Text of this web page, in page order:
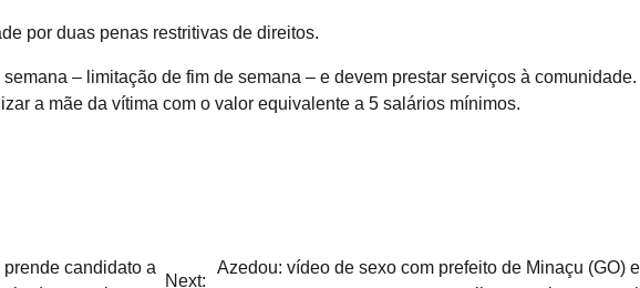
por duas penas restritivas de direitos.
– limitação de fim de semana – e devem prestar serviços à comunidade.
a mãe da vítima com o valor equivalente a 5 salários mínimos.
candidato a
Next:
Azedou: vídeo de sexo com prefeito de Minaçu (GO)